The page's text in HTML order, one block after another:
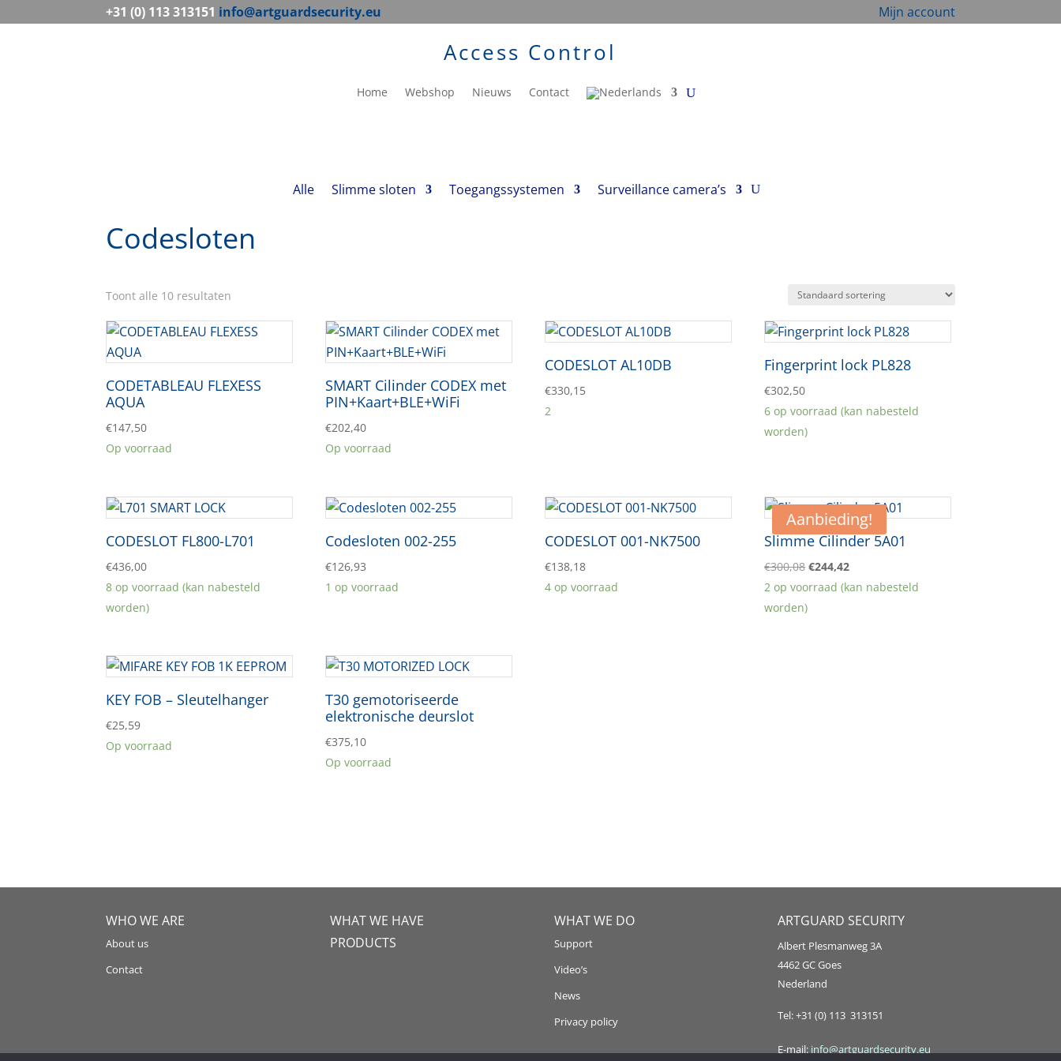
+31 (0) 113 313151 info@artguardsecurity.eu Mijn account
Access Control
Home Webshop Nieuws Contact
Alle Slimme sloten Toegangssystemen Surveillance camera’s
Codesloten
Toont alle 10 resultaten
CODETABLEAU FLEXESS
AQUA
€147,50
Op voorraad
SMART Cilinder CODEX met
PIN+Kaart+BLE+WiFi
€202,40
Op voorraad
CODESLOT AL10DB
€330,15
2
Fingerprint lock PL828
€302,50
6 op voorraad (kan nabesteld
worden)
CODESLOT FL800-L701
€436,00
8 op voorraad (kan nabesteld
worden)
Codesloten 002-255
€126,93
1 op voorraad
CODESLOT 001-NK7500
€138,18
4 op voorraad
Aanbieding!
Slimme Cilinder 5A01
€300,08 Oorspronkelijke
prijs
€244,42Huidige
prijs
2 op voorraad (kan nabesteld
worden)
KEY FOB – Sleutelhanger
€25,59
Op voorraad
T30 gemotoriseerde
elektronische deurslot
€375,10
Op voorraad
WHO WE ARE
About us
Contact
WHAT WE HAVE
PRODUCTS
WHAT WE DO
Support
Video’s
News
Privacy policy
ARTGUARD SECURITY
Albert Plesmanweg 3A
4462 GC Goes
Nederland
Tel: +31 (0) 113 313151
E-mail: info@artguardsecurity.eu